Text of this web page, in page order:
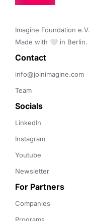
Imagine Foundation e.V.
Made with 🤍 in Berlin.
Contact
info@joinimagine.com
Team
Socials
LinkedIn
Instagram
Youtube
Newsletter
For Partners
Companies